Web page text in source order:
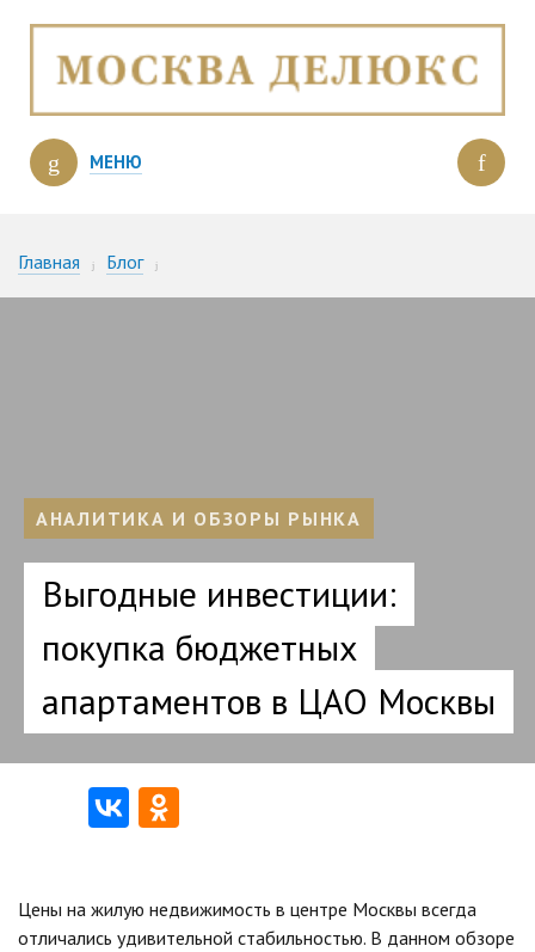
МЕНЮ
Главная Блог
АНАЛИТИКА И ОБЗОРЫ РЫНКА
Выгодные инвестиции:
покупка бюджетных
апартаментов в ЦАО Москвы
Цены на жилую недвижимость в центре Москвы всегда
отличались удивительной стабильностью. В данном обзоре